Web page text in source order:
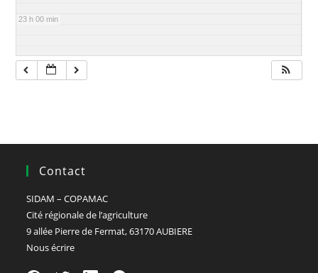
23 h 00 min
Contact
SIDAM – COPAMAC
Cité régionale de l’agriculture
9 allée Pierre de Fermat, 63170 AUBIERE
Nous écrire